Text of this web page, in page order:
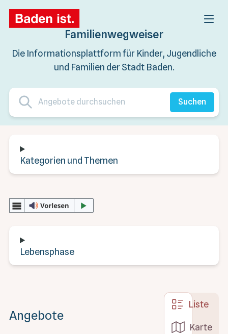
Familienwegweiser
Die Informationsplattform für Kinder, Jugendliche
und Familien der Stadt Baden.
Suchen
Kategorien und Themen
Lebensphase
Angebote
Liste
Karte